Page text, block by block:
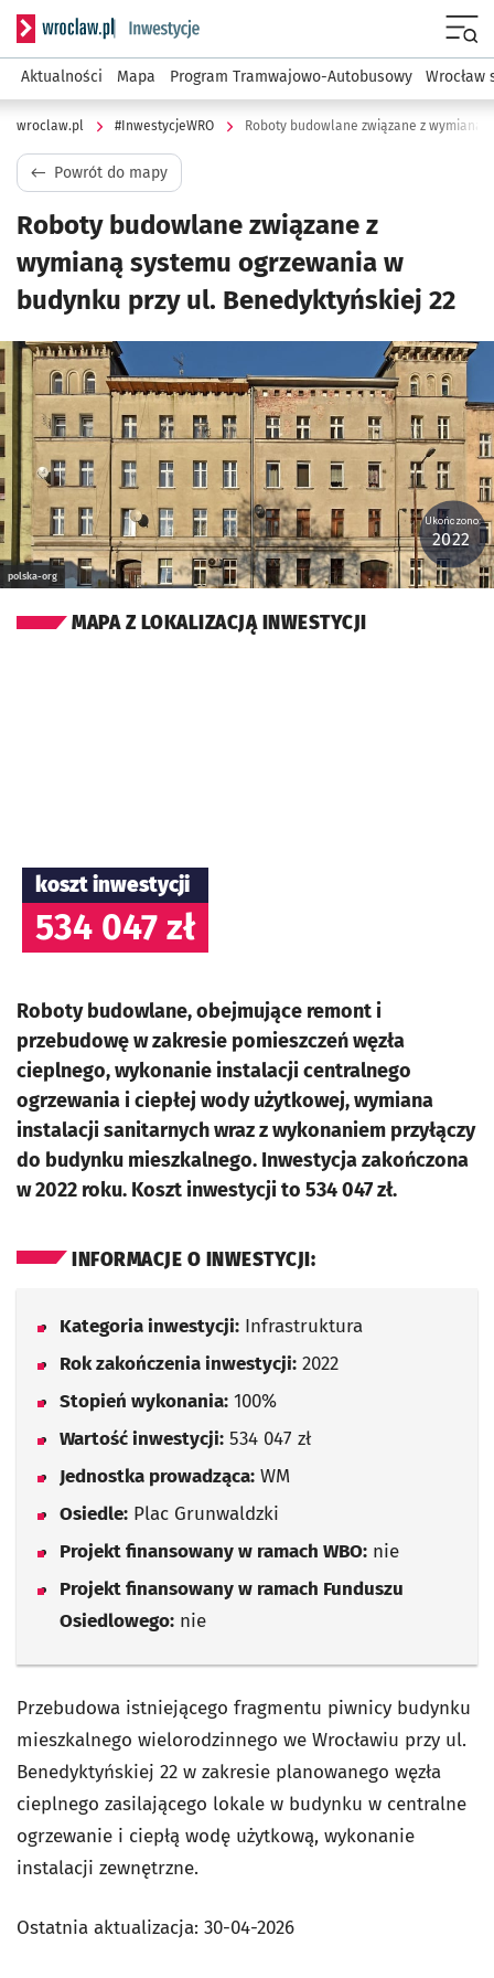
Serwis informacyjny wroclaw.pl podserwis:
Aktualności Mapa Program Tramwajowo-Autobusowy Wrocław
wroclaw.pl #InwestycjeWRO
Powrót do mapy
Roboty budowlane związane z
wymianą systemu ogrzewania w
budynku przy ul. Benedyktyńskiej 22
Kliknij, aby powiększyć
polska-org
Ukończono:
2022
MAPA Z LOKALIZACJĄ INWESTYCJI
koszt inwestycji
534 047 zł
Roboty budowlane, obejmujące remont i
przebudowę w zakresie pomieszczeń węzła
cieplnego, wykonanie instalacji centralnego
ogrzewania i ciepłej wody użytkowej, wymiana
instalacji sanitarnych wraz z wykonaniem przyłączy
do budynku mieszkalnego. Inwestycja zakończona
w 2022 roku. Koszt inwestycji to 534 047 zł.
INFORMACJE O INWESTYCJI:
Kategoria inwestycji: Infrastruktura
Rok zakończenia inwestycji: 2022
Stopień wykonania: 100%
Wartość inwestycji: 534 047 zł
Jednostka prowadząca: WM
Osiedle: Plac Grunwaldzki
Projekt finansowany w ramach WBO: nie
Projekt finansowany w ramach Funduszu
Osiedlowego: nie
Przebudowa istniejącego fragmentu piwnicy budynku
mieszkalnego wielorodzinnego we Wrocławiu przy ul.
Benedyktyńskiej 22 w zakresie planowanego węzła
cieplnego zasilającego lokale w budynku w centralne
ogrzewanie i ciepłą wodę użytkową, wykonanie
instalacji zewnętrzne.
Ostatnia aktualizacja: 30-04-2026